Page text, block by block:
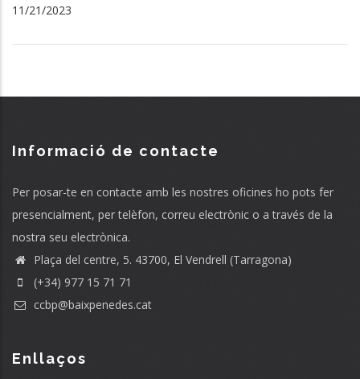
11/21/2023
Informació de contacte
Per posar-te en contacte amb les nostres oficines ho pots fer
presencialment, per telèfon, correu electrònic o a través de la
nostra seu electrònica.
Plaça del centre, 5. 43700, El Vendrell (Tarragona)
(+34) 977 15 71 71
ccbp@baixpenedes.cat
Enllaços